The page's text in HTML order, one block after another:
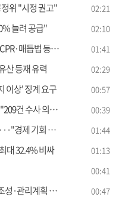
위 "시정 권고" 02:21
늘려 공급" 02:10
매듭법 등 체험 01:41
산 등재 유력 02:29
이상' 징계 요구 00:57
건 수사 의뢰" 00:39
제 기회 창출" 01:44
대 32.4% 비싸 01:13
00:41
계획 수립한다 00:47